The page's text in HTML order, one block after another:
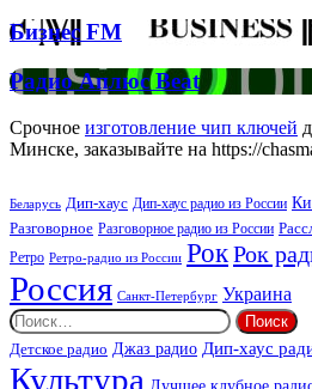
Бизнес
Бизнес FM
Радио
Аплюс
Beat
Радио Аплюс Beat
Срочное изготовление чип ключей
Минске, заказывайте на https://
Беларусь Дип-хаус Дип-хаус радио из России
Разговорное Разговорное радио из России
Ретро Ретро-радио из России РокРок
Россия Санкт-Петербург Украина
Найти:
Детское радио Джаз радио Дип-хаус
Культура